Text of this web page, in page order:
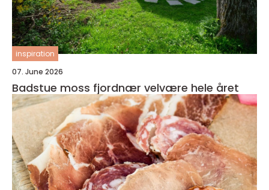
inspiration
07. June 2026
Badstue moss fjordnær velvære hele året